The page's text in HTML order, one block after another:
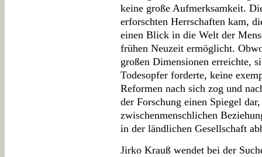
keine große Aufmerksamkeit.
erforschten Herrschaften kam,
einen Blick in die Welt der
frühen Neuzeit ermöglicht.
großen Dimensionen erreichte,
Todesopfer forderte, keine
Reformen nach sich zog und
der Forschung einen Spiegel
zwischenmenschlichen
in der ländlichen Gesellschaft
Jirko Krauß wendet bei der